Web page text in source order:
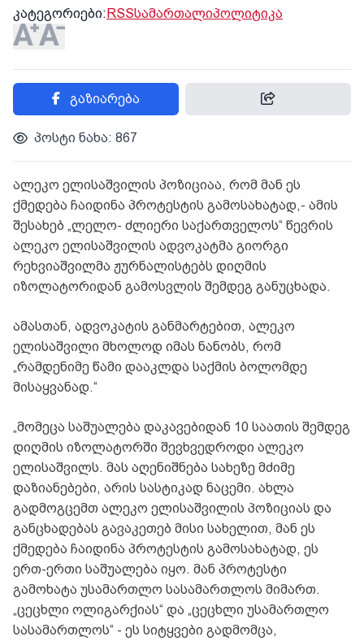
კატეგორიები: RSSსამართალიპოლიტიკა
გაზიარება
პოსტი ნახა: 867
ალეკო ელისაშვილის პოზიციაა, რომ მან ეს
ქმედება ჩაიდინა პროტესტის გამოსახატად,- ამის
შესახებ „ლელო- ძლიერი საქართველოს“ წევრის
ალეკო ელისაშვილის ადვოკატმა გიორგი
რეხვიაშვილმა ჟურნალისტებს დიღმის
იზოლატორიდან გამოსვლის შემდეგ განუცხადა.
ამასთან, ადვოკატის განმარტებით, ალეკო
ელისაშვილი მხოლოდ იმას ნანობს, რომ
„რამდენიმე წამი დააკლდა საქმის ბოლომდე
მისაყვანად.“
„მომეცა საშუალება დაკავებიდან 10 საათის შემდეგ
დიღმის იზოლატორში შევხვედროდი ალეკო
ელისაშვილს. მას აღენიშნება სახეზე მძიმე
დაზიანებები, არის სასტიკად ნაცემი. ახლა
გადმოგცემთ ალეკო ელისაშვილის პოზიციას და
განცხადებას გავაკეთებ მისი სახელით, მან ეს
ქმედება ჩაიდინა პროტესტის გამოსახატად, ეს
ერთ-ერთი საშუალება იყო. მან პროტესტი
გამოხატა უსამართლო სასამართლოს მიმართ.
„ცეცხლი ოლიგარქიას“ და „ცეცხლი უსამართლო
სასამართლოს“ - ეს სიტყვები გადმომცა,